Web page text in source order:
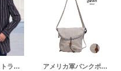
レジメンタルストライプルーズFITバンドカラー長袖シャツ【MADE IN JAPAN】『日本製』/ Upscape Audience アメリカ軍バンクポーチハンドメイドリメイクSmallショルダーバッグ 【送料無料】 / Audience × garden